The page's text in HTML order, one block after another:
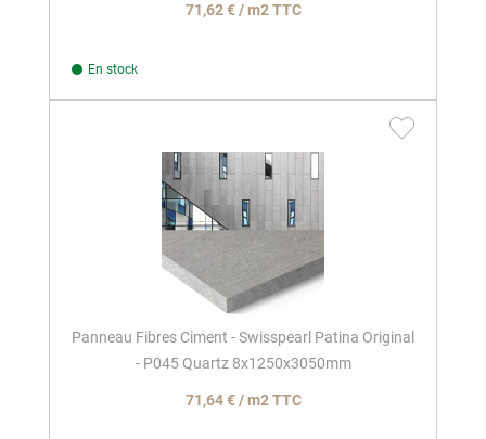
71,62 € / m2 TTC
En stock
Panneau Fibres Ciment - Swisspearl Patina Original
- P045 Quartz 8x1250x3050mm
71,64 € / m2 TTC